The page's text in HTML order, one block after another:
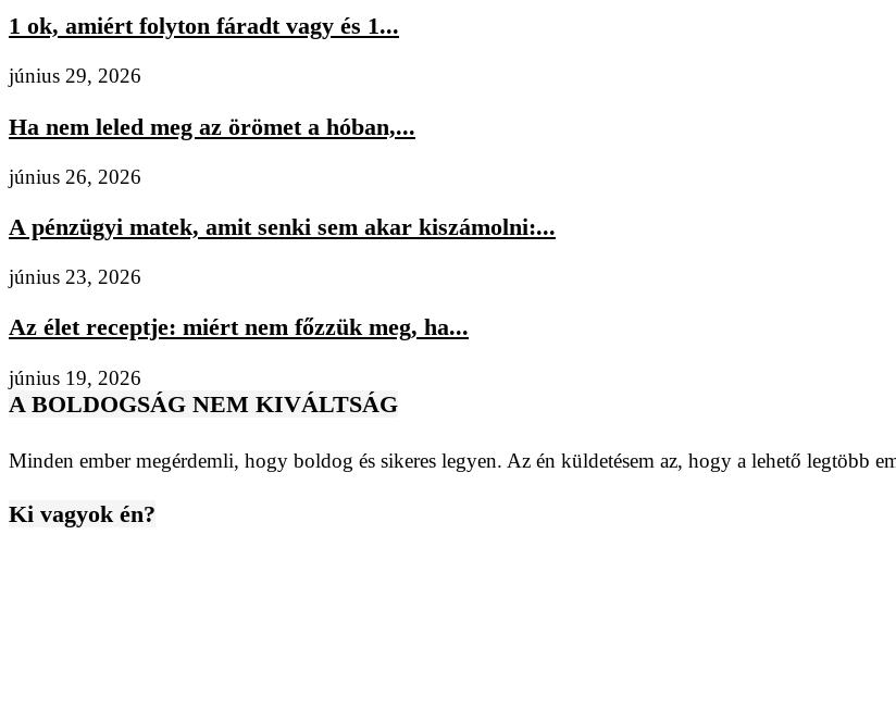
1 ok, amiért folyton fáradt vagy és 1...
június 29, 2026
Ha nem leled meg az örömet a hóban,...
június 26, 2026
A pénzügyi matek, amit senki sem akar kiszámolni:...
június 23, 2026
Az élet receptje: miért nem főzzük meg, ha...
június 19, 2026
A BOLDOGSÁG NEM KIVÁLTSÁG
Minden ember megérdemli, hogy boldog és sikeres legyen. Az én küldetésem az, hogy a lehető legtöbb
Ki vagyok én?